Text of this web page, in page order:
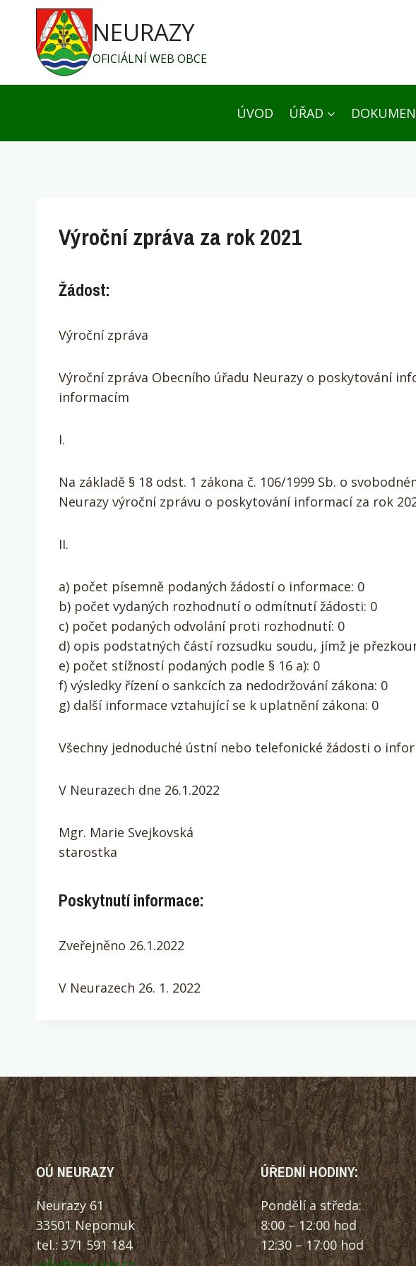
Přeskočit
obsah
NEURAZY
OFICIÁLNÍ WEB OBCE
ÚVOD ÚŘAD
Výroční zpráva za rok 2021
Žádost:
Výroční zpráva
Výroční zpráva Obecního úřadu Neurazy o poskytování
informacím
I.
Na základě § 18 odst. 1 zákona č. 106/1999 Sb. o
Neurazy výroční zprávu o poskytování informací za rok
II.
a) počet písemně podaných žádostí o informace: 0
b) počet vydaných rozhodnutí o odmítnutí žádosti: 0
c) počet podaných odvolání proti rozhodnutí: 0
d) opis podstatných částí rozsudku soudu, jímž je
e) počet stížností podaných podle § 16 a): 0
f) výsledky řízení o sankcích za nedodržování zákona: 0
g) další informace vztahující se k uplatnění zákona: 0
Všechny jednoduché ústní nebo telefonické žádosti o
V Neurazech dne 26.1.2022
Mgr. Marie Svejkovská
starostka
Poskytnutí informace:
Zveřejněno 26.1.2022
V Neurazech 26. 1. 2022
OÚ NEURAZY
Neurazy 61
33501 Nepomuk
tel.: 371 591 184
ÚŘEDNÍ HODINY:
Pondělí a středa:
8:00 – 12:00 hod
12:30 – 17:00 hod